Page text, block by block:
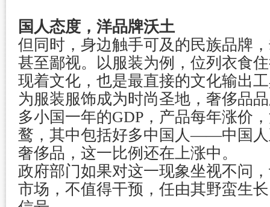
国人态度，洋品牌沃土
但同时，身边触手可及的民族品牌
甚至鄙视。以服装为例，位列衣食
现着文化，也是最直接的文化输出
为服装服饰成为时尚圣地，奢侈品
多小国一年的GDP，产品每年涨价
鹜，其中包括好多中国人——中国人
奢侈品，这一比例还在上涨中。
政府部门如果对这一现象坐视不问
市场，不值得干预，任由其野蛮生